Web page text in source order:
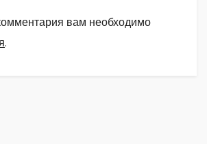
вам необходимо
.